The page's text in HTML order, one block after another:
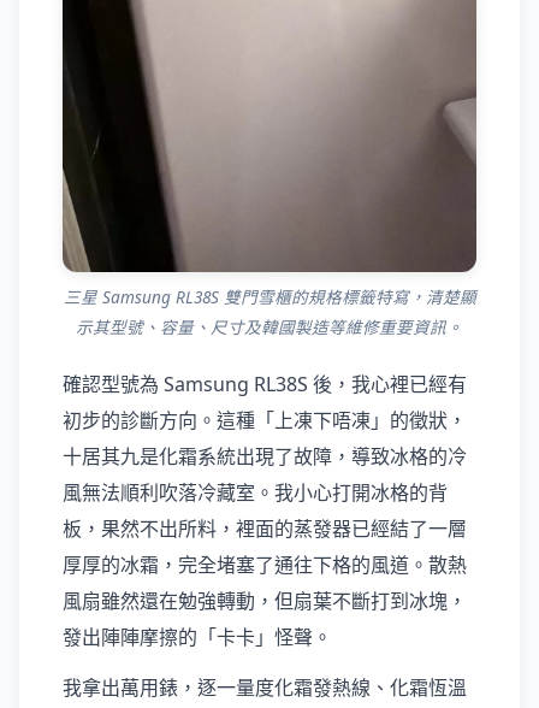
三星 Samsung RL38S 雙門雪櫃的規格標籤特寫，清楚顯
示其型號、容量、尺寸及韓國製造等維修重要資訊。
確認型號為 Samsung RL38S 後，我心裡已經有
初步的診斷方向。這種「上凍下唔凍」的徵狀，
十居其九是化霜系統出現了故障，導致冰格的冷
風無法順利吹落冷藏室。我小心打開冰格的背
板，果然不出所料，裡面的蒸發器已經結了一層
厚厚的冰霜，完全堵塞了通往下格的風道。散熱
風扇雖然還在勉強轉動，但扇葉不斷打到冰塊，
發出陣陣摩擦的「卡卡」怪聲。
我拿出萬用錶，逐一量度化霜發熱線、化霜恆溫